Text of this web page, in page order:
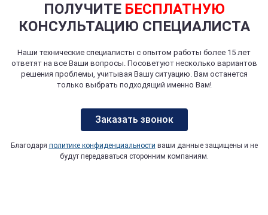
ПОЛУЧИТЕ БЕСПЛАТНУЮ
КОНСУЛЬТАЦИЮ СПЕЦИАЛИСТА
Наши технические специалисты с опытом работы более 15 лет
ответят на все Ваши вопросы. Посоветуют несколько вариантов
решения проблемы, учитывая Вашу ситуацию. Вам останется
только выбрать подходящий именно Вам!
Заказать звонок
Благодаря политике конфиденциальности ваши данные защищены и не
будут передаваться сторонним компаниям.